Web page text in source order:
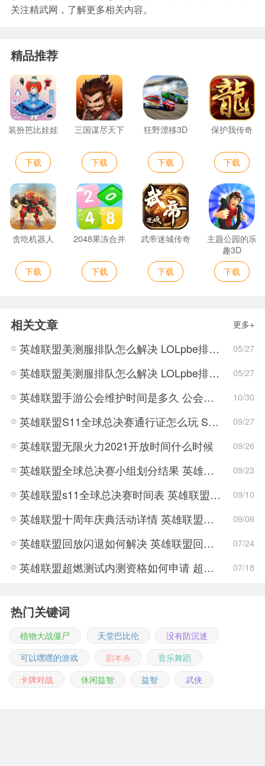
关注精武网，了解更多相关内容。
精品推荐
装扮芭比娃娃
下载
三国谋尽天下
下载
狂野漂移3D
下载
保护我传奇
下载
贪吃机器人
下载
2048果冻合并
下载
武帝迷城传奇
下载
主题公园的乐
趣3D
下载
相关文章 更多+
英雄联盟美测服排队怎么解决 LOLpbe排队时间太长解决方法 05/27
英雄联盟美测服排队怎么解决 LOLpbe排队时间太长解决教程 05/27
英雄联盟手游公会维护时间是多久 公会维护时间及内容大全 10/30
英雄联盟S11全球总决赛通行证怎么玩 S11全球总决赛通行证玩法 09/27
英雄联盟无限火力2021开放时间什么时候 09/26
英雄联盟全球总决赛小组划分结果 英雄联盟全球总决赛赛事安排 09/23
英雄联盟s11全球总决赛时间表 英雄联盟s11全球总决赛详情介绍 09/10
英雄联盟十周年庆典活动详情 英雄联盟十周年庆典活动奖励 09/06
英雄联盟回放闪退如何解决 英雄联盟回放闪退解决方法介绍 07/24
英雄联盟超燃测试内测资格如何申请 超燃测试资格申请活动攻略 07/18
热门关键词
植物大战僵尸 天堂巴比伦
没有防沉迷
可以嘿嘿的游戏
剧本杀
音乐舞蹈
卡牌对战
休闲益智 益智 武侠